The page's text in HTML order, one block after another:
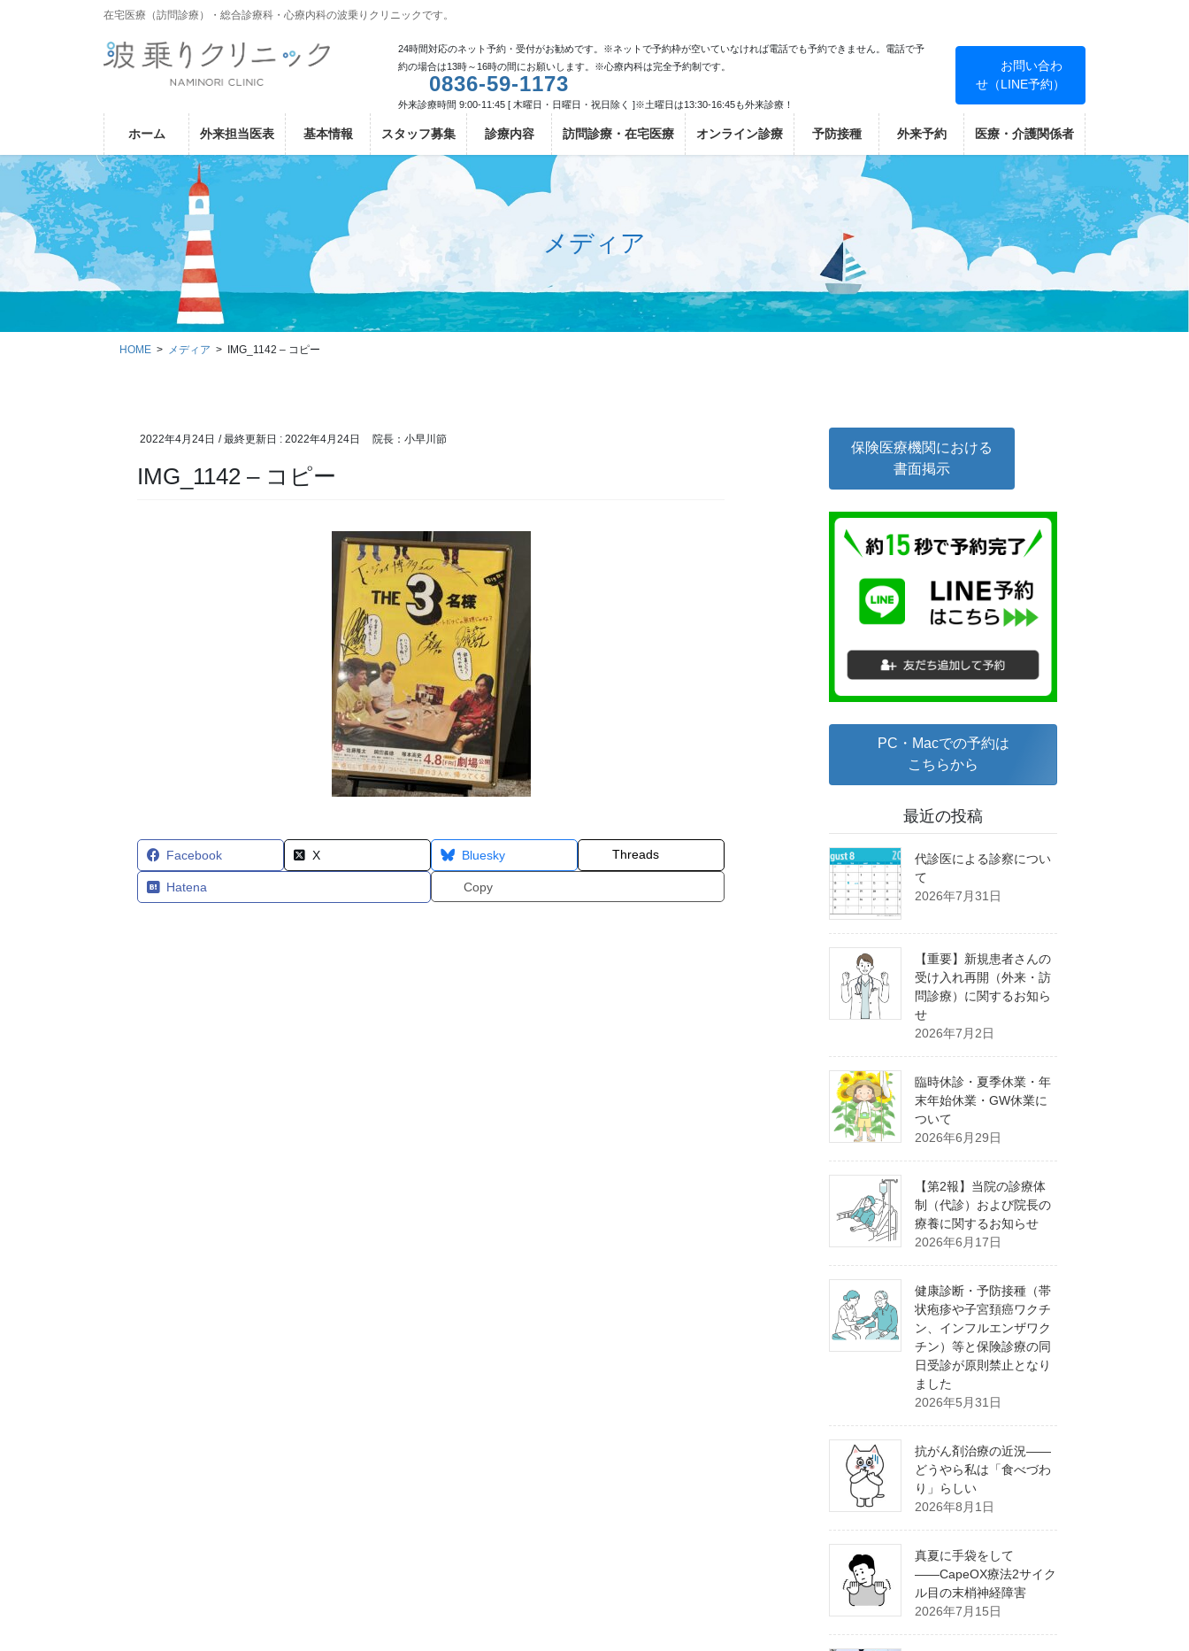
動
に
在宅医療（訪問診療）・総合診療科・心療内科の波乗りクリニックです。
24時間対応のネット予約・受付がお勧めです。※ネットで予約枠が空いていなければ電話でも予約できません。電話で予
約の場合は13時～16時の間にお願いします。※心療内科は完全予約制です。
0836-59-1173
外来診療時間 9:00-11:45 [ 木曜日・日曜日・祝日除く ]※土曜日は13:30-16:45も外来診療！
お問い合わ
せ（LINE予約）
ホーム 外来担当医表 基本情報 スタッフ募集 診療内容 訪問診療・在宅医療 オンライン診療 予防接種 外来予約 医療・介護関係者
メディア
HOME メディア IMG_1142 – コピー
2022年4月24日 / 最終更新日 :2022年4月24日 院長：小早川節
IMG_1142 – コピー
Facebook X Bluesky Threads
Hatena Copy
保険医療機関における
書面掲示
PC・Macでの予約は
こちらから
最近の投稿
代診医による診察につい
て
2026年7月31日
【重要】新規患者さんの
受け入れ再開（外来・訪
問診療）に関するお知ら
せ
2026年7月2日
臨時休診・夏季休業・年
末年始休業・GW休業に
ついて
2026年6月29日
【第2報】当院の診療体
制（代診）および院長の
療養に関するお知らせ
2026年6月17日
健康診断・予防接種（帯
状疱疹や子宮頚癌ワクチ
ン、インフルエンザワク
チン）等と保険診療の同
日受診が原則禁止となり
ました
2026年5月31日
抗がん剤治療の近況――
どうやら私は「食べづわ
り」らしい
2026年8月1日
真夏に手袋をして
――CapeOX療法2サイク
ル目の末梢神経障害
2026年7月15日